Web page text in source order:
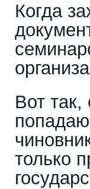
Когда
Вот так,
только